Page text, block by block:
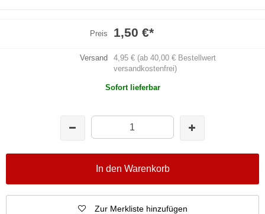
Preis 1,50 €*
Versand
4,95 € (ab 40,00 € Bestellwert
versandkostenfrei)
Sofort lieferbar
In den Warenkorb
Zur Merkliste hinzufügen